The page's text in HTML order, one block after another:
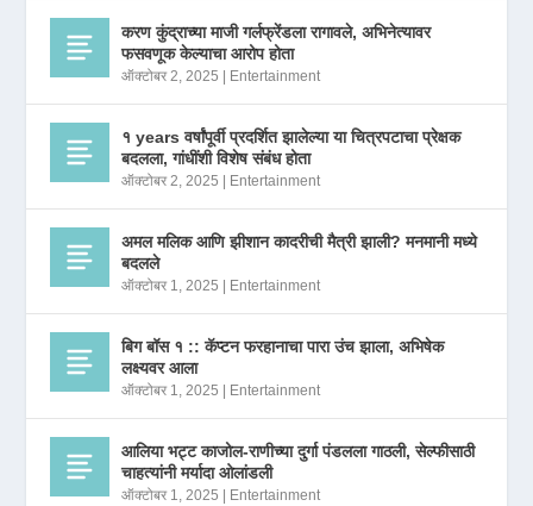
करण कुंद्राच्या माजी गर्लफ्रेंडला रागावले, अभिनेत्यावर
फसवणूक केल्याचा आरोप होता
ऑक्टोबर 2, 2025 Entertainment
१ years वर्षांपूर्वी प्रदर्शित झालेल्या या चित्रपटाचा प्रेक्षक
बदलला, गांधींशी विशेष संबंध होता
ऑक्टोबर 2, 2025 Entertainment
अमल मलिक आणि झीशान कादरीची मैत्री झाली? मनमानी मध्ये
बदलले
ऑक्टोबर 1, 2025 Entertainment
बिग बॉस १ :: कॅप्टन फरहानाचा पारा उंच झाला, अभिषेक
लक्ष्यवर आला
ऑक्टोबर 1, 2025 Entertainment
आलिया भट्ट काजोल-राणीच्या दुर्गा पंडलला गाठली, सेल्फीसाठी
चाहत्यांनी मर्यादा ओलांडली
ऑक्टोबर 1, 2025 Entertainment